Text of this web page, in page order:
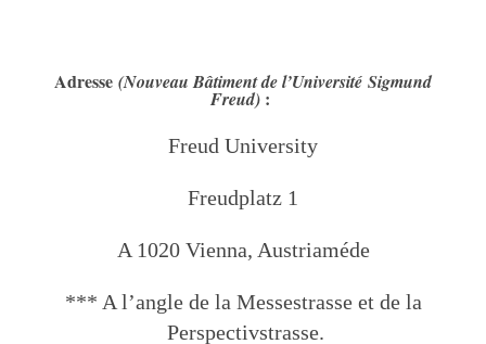
Adresse (Nouveau Bâtiment de l’Université Sigmund
Freud) :
Freud University
Freudplatz 1
A 1020 Vienna, Austriaméde
*** A l’angle de la Messestrasse et de la
Perspectivstrasse.